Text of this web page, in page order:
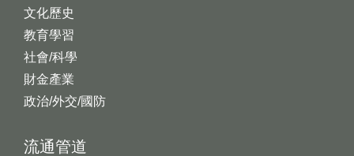
文化歷史
教育學習
社會/科學
財金產業
政治/外交/國防
流通管道